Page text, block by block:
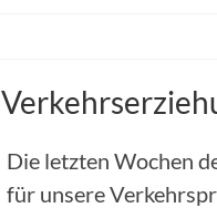
Die letzten Wochen
für unsere